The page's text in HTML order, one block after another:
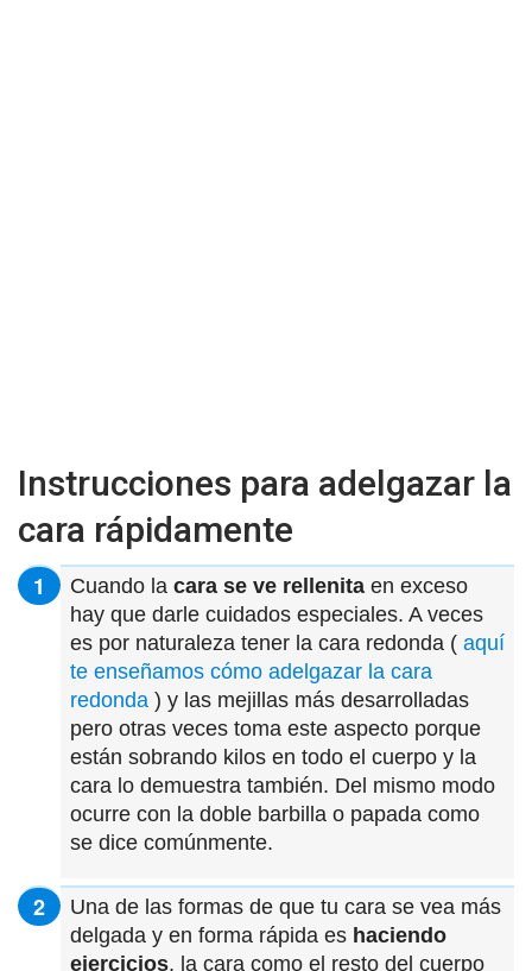
Instrucciones para adelgazar la
cara rápidamente
Cuando la cara se ve rellenita en exceso
hay que darle cuidados especiales. A veces
es por naturaleza tener la cara redonda ( aquí
te enseñamos cómo adelgazar la cara
redonda ) y las mejillas más desarrolladas
pero otras veces toma este aspecto porque
están sobrando kilos en todo el cuerpo y la
cara lo demuestra también. Del mismo modo
ocurre con la doble barbilla o papada como
se dice comúnmente.
Una de las formas de que tu cara se vea más
delgada y en forma rápida es haciendo
ejercicios, la cara como el resto del cuerpo